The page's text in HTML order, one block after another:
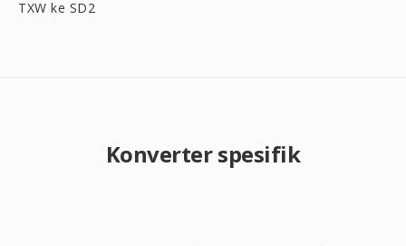
TXW ke SD2
Konverter spesifik